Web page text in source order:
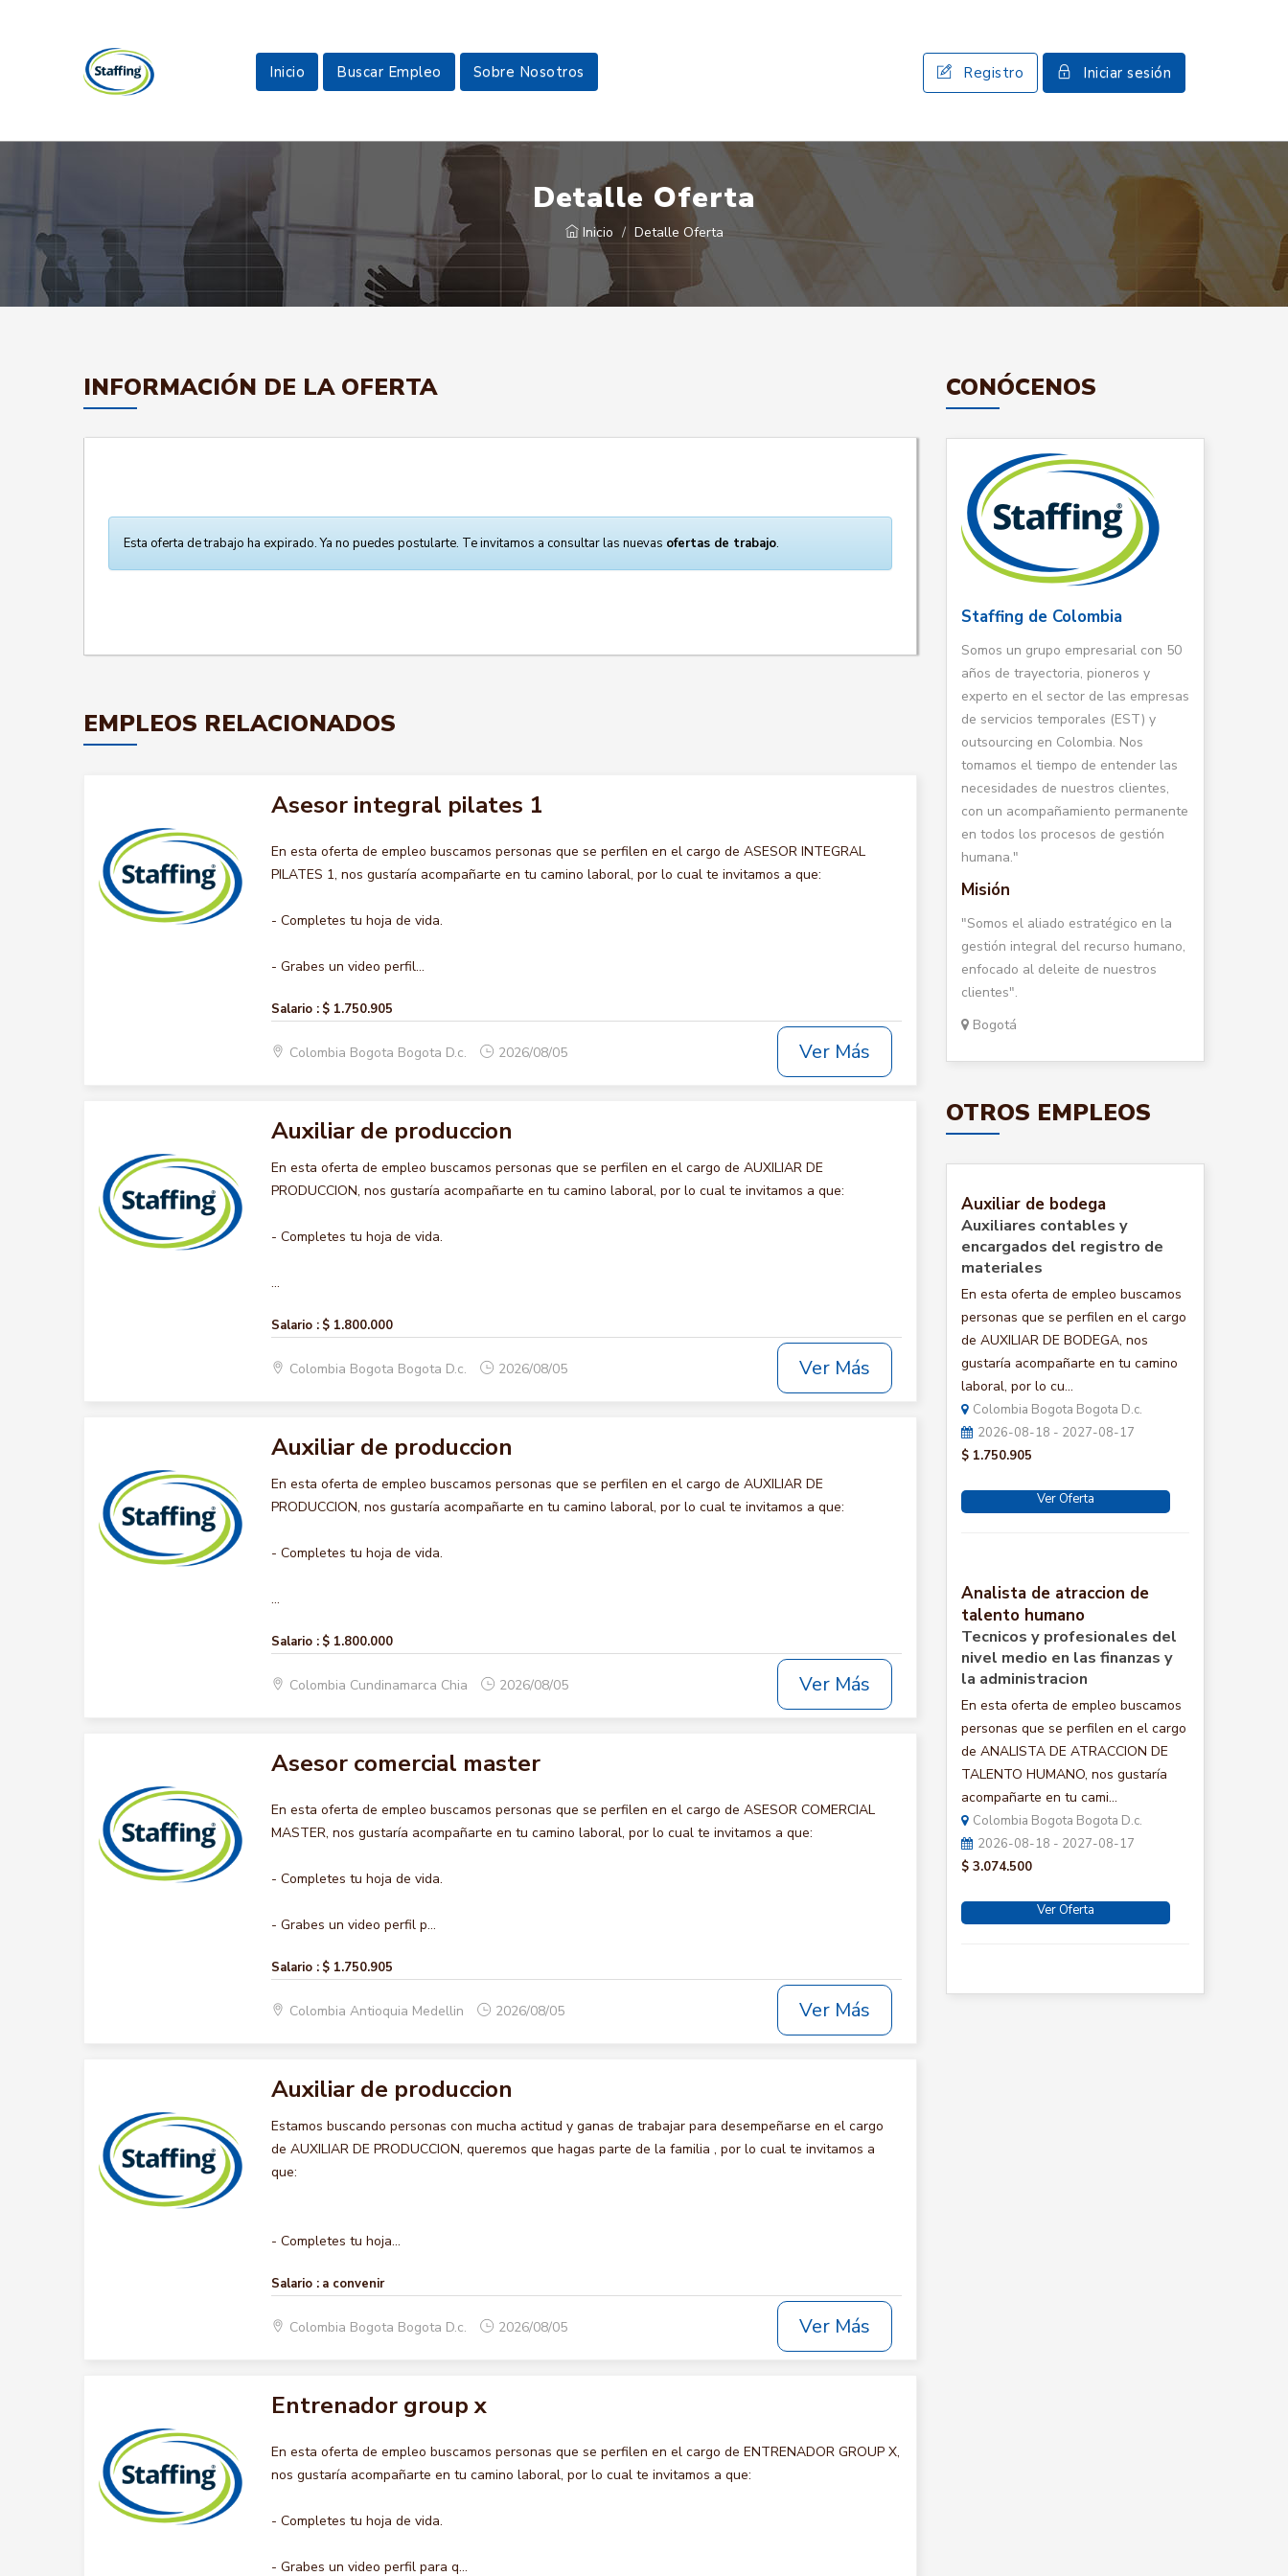
Inicio Buscar Empleo Sobre Nosotros Registro Iniciar sesión
Detalle Oferta
Inicio Detalle Oferta
INFORMACIÓN DE LA OFERTA
Esta oferta de trabajo ha expirado. Ya no puedes postularte. Te invitamos a consultar las nuevas ofertas de trabajo.
EMPLEOS RELACIONADOS
Asesor integral pilates 1
En esta oferta de empleo buscamos personas que se perfilen en el cargo de ASESOR INTEGRAL
PILATES 1, nos gustaría acompañarte en tu camino laboral, por lo cual te invitamos a que:
- Completes tu hoja de vida.
- Grabes un video perfil...
Salario : $ 1.750.905
Colombia Bogota Bogota D.c. 2026/08/05 Ver Más
Auxiliar de produccion
En esta oferta de empleo buscamos personas que se perfilen en el cargo de AUXILIAR DE
PRODUCCION, nos gustaría acompañarte en tu camino laboral, por lo cual te invitamos a que:
- Completes tu hoja de vida.
...
Salario : $ 1.800.000
Colombia Bogota Bogota D.c. 2026/08/05 Ver Más
Auxiliar de produccion
En esta oferta de empleo buscamos personas que se perfilen en el cargo de AUXILIAR DE
PRODUCCION, nos gustaría acompañarte en tu camino laboral, por lo cual te invitamos a que:
- Completes tu hoja de vida.
...
Salario : $ 1.800.000
Colombia Cundinamarca Chia 2026/08/05 Ver Más
Asesor comercial master
En esta oferta de empleo buscamos personas que se perfilen en el cargo de ASESOR COMERCIAL
MASTER, nos gustaría acompañarte en tu camino laboral, por lo cual te invitamos a que:
- Completes tu hoja de vida.
- Grabes un video perfil p...
Salario : $ 1.750.905
Colombia Antioquia Medellin 2026/08/05 Ver Más
Auxiliar de produccion
Estamos buscando personas con mucha actitud y ganas de trabajar para desempeñarse en el cargo
de AUXILIAR DE PRODUCCION, queremos que hagas parte de la familia , por lo cual te invitamos a
que:
- Completes tu hoja...
Salario : a convenir
Colombia Bogota Bogota D.c. 2026/08/05 Ver Más
Entrenador group x
En esta oferta de empleo buscamos personas que se perfilen en el cargo de ENTRENADOR GROUP X,
nos gustaría acompañarte en tu camino laboral, por lo cual te invitamos a que:
- Completes tu hoja de vida.
- Grabes un video perfil para q...
CONÓCENOS
Staffing de Colombia
Somos un grupo empresarial con 50
años de trayectoria, pioneros y
experto en el sector de las empresas
de servicios temporales (EST) y
outsourcing en Colombia. Nos
tomamos el tiempo de entender las
necesidades de nuestros clientes,
con un acompañamiento permanente
en todos los procesos de gestión
humana."
Misión
"Somos el aliado estratégico en la
gestión integral del recurso humano,
enfocado al deleite de nuestros
clientes".
Bogotá
OTROS EMPLEOS
Auxiliar de bodega
Auxiliares contables y
encargados del registro de
materiales
En esta oferta de empleo buscamos
personas que se perfilen en el cargo
de AUXILIAR DE BODEGA, nos
gustaría acompañarte en tu camino
laboral, por lo cu...
Colombia Bogota Bogota D.c.
2026-08-18 - 2027-08-17
$ 1.750.905
Ver Oferta
Analista de atraccion de
talento humano
Tecnicos y profesionales del
nivel medio en las finanzas y
la administracion
En esta oferta de empleo buscamos
personas que se perfilen en el cargo
de ANALISTA DE ATRACCION DE
TALENTO HUMANO, nos gustaría
acompañarte en tu cami...
Colombia Bogota Bogota D.c.
2026-08-18 - 2027-08-17
$ 3.074.500
Ver Oferta